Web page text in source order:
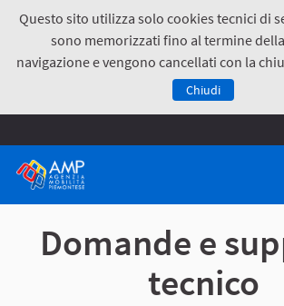
Questo sito utilizza solo cookies tecnici di
sono memorizzati fino al termine
navigazione e vengono cancellati con la
Chiudi
Domande e
tecnico